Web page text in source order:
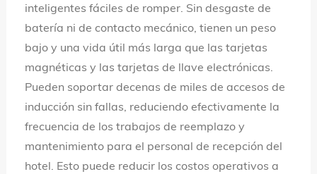
inteligentes fáciles de romper. Sin desgaste de
batería ni de contacto mecánico, tienen un peso
bajo y una vida útil más larga que las tarjetas
magnéticas y las tarjetas de llave electrónicas.
Pueden soportar decenas de miles de accesos de
inducción sin fallas, reduciendo efectivamente la
frecuencia de los trabajos de reemplazo y
mantenimiento para el personal de recepción del
hotel. Esto puede reducir los costos operativos a